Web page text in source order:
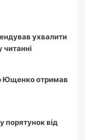
ухвалити
Ющенко отримав
порятунок від